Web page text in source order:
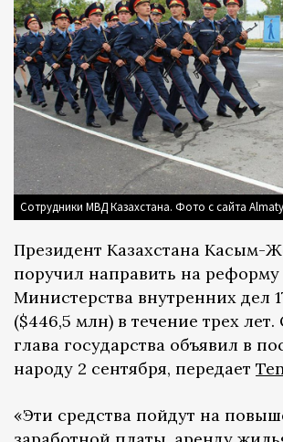
Сотрудники МВД Казахстана. Фото с сайта
Президент Казахстана Касым-
поручил направить на реформу
Министерства внутренних дел
($446,5 млн) в течение трех
глава государства объявил в
народу 2 сентября, передает
«Эти средства пойдут на